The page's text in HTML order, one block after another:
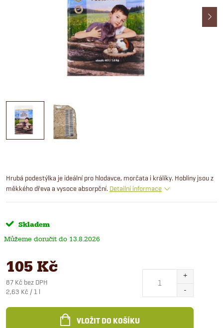
Hrubá podestýlka je ideální pro hlodavce, morčata i králíky. Hobliny jsou z
měkkého dřeva a vysoce absorpční. Detailní informace
Skladem
13.8.2026
105 Kč
87 Kč bez DPH
Měrná
2,63 Kč / 1 l
VLOŽIT DO KOŠÍKU